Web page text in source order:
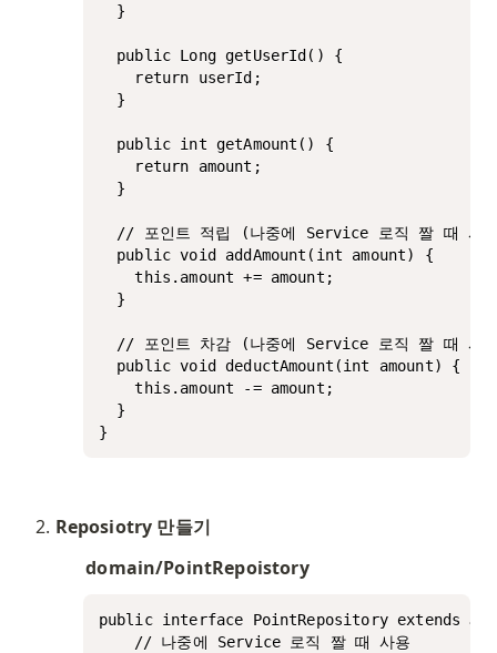
  }
  public Long getUserId() {
    return userId;
  }
  public int getAmount() {
    return amount;
  }
// 포인트 적립 (나중에 Service 로직 짤 때 사
  public void addAmount(int amount) {
    this.amount += amount;
  }
// 포인트 차감 (나중에 Service 로직 짤 때 사
  public void deductAmount(int amount) {
    this.amount -= amount;
  }
}
Reposiotry 만들기
domain/PointRepoistory
public interface PointRepository extends